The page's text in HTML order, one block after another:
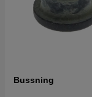
Bussning